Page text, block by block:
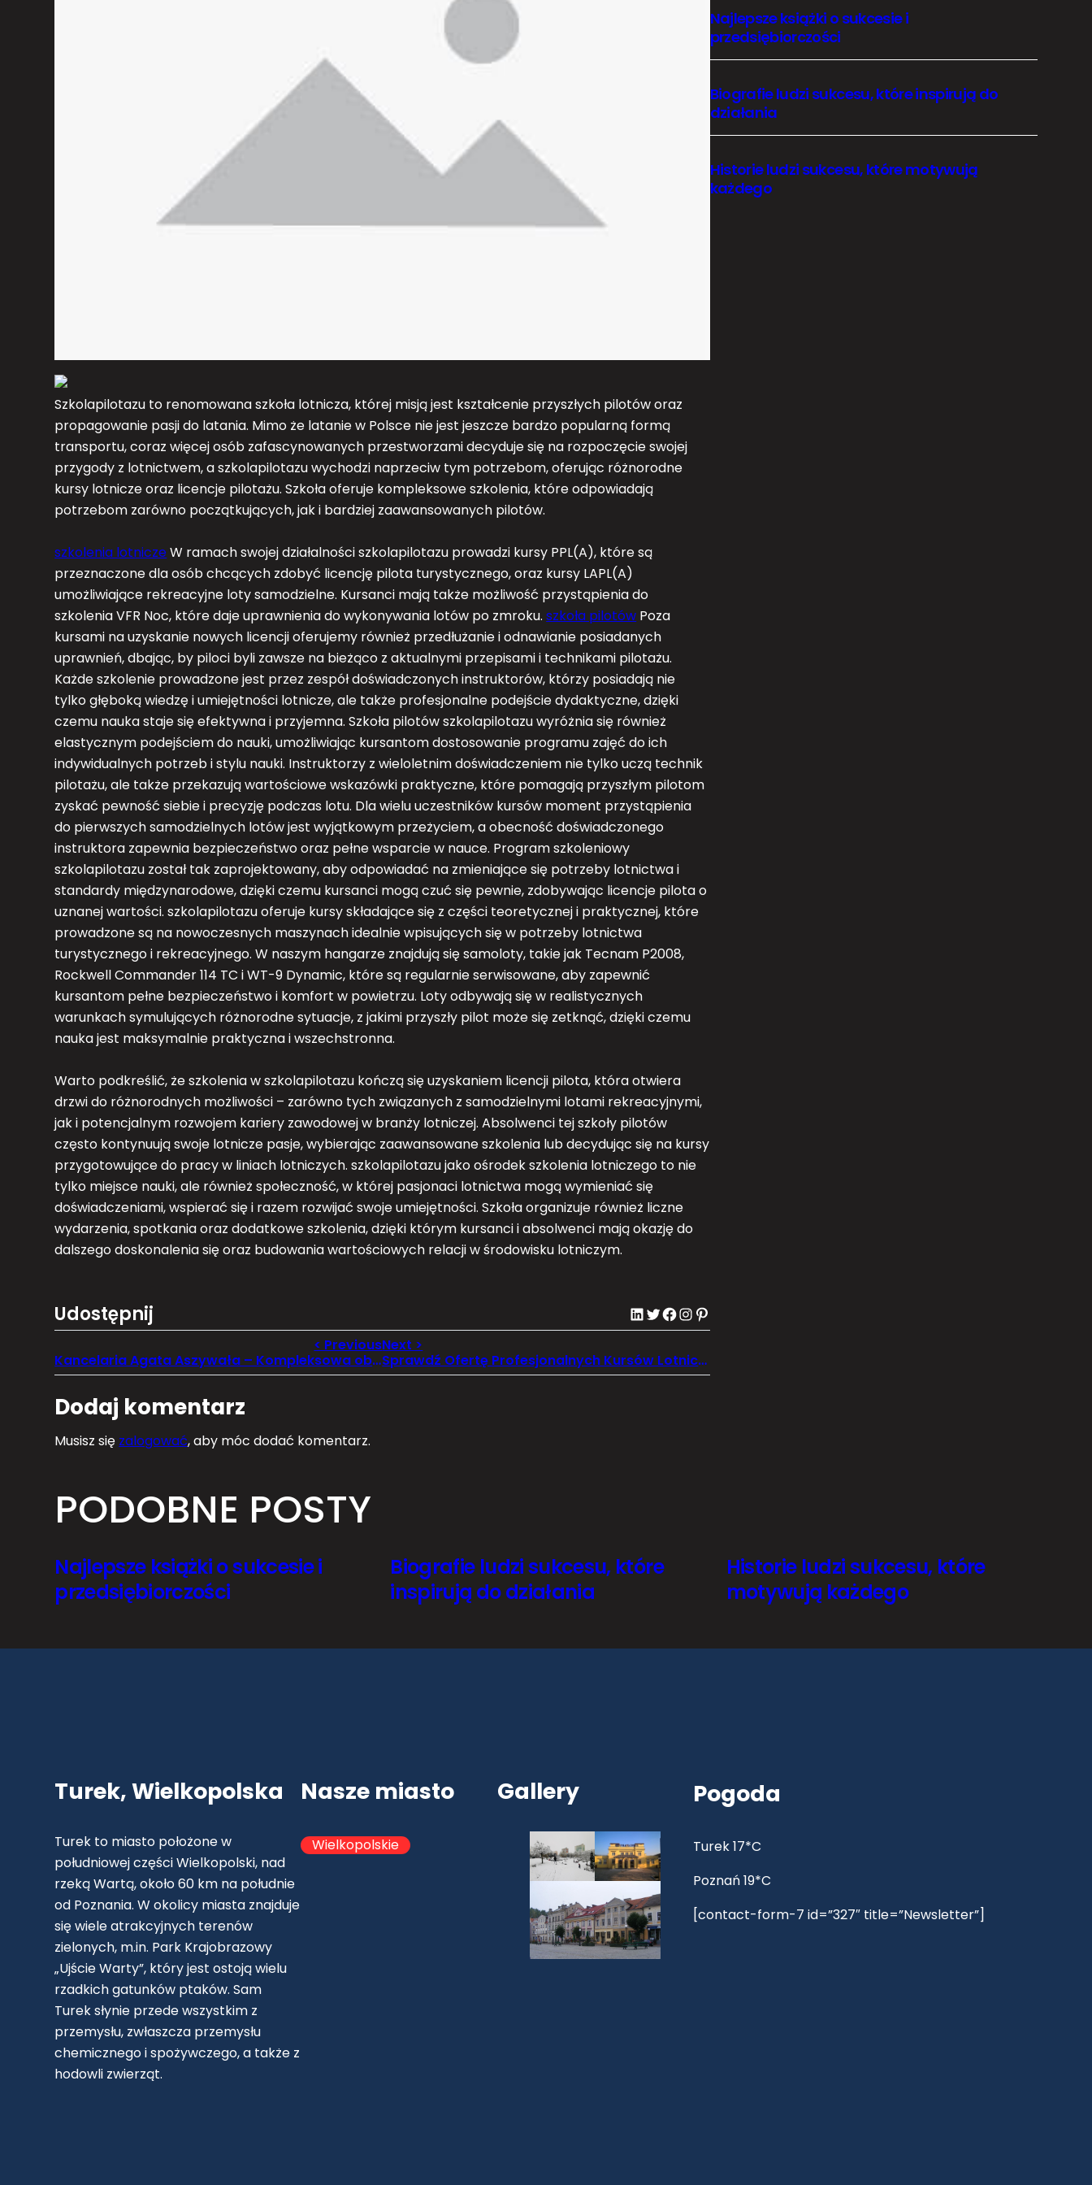
Szkolapilotazu to renomowana szkoła lotnicza, której misją jest kształcenie przyszłych pilotów oraz
propagowanie pasji do latania. Mimo że latanie w Polsce nie jest jeszcze bardzo popularną formą
transportu, coraz więcej osób zafascynowanych przestworzami decyduje się na rozpoczęcie swojej
przygody z lotnictwem, a szkolapilotazu wychodzi naprzeciw tym potrzebom, oferując różnorodne
kursy lotnicze oraz licencje pilotażu. Szkoła oferuje kompleksowe szkolenia, które odpowiadają
potrzebom zarówno początkujących, jak i bardziej zaawansowanych pilotów.
szkolenia lotniczeW ramach swojej działalności szkolapilotazu prowadzi kursy PPL(A), które są
przeznaczone dla osób chcących zdobyć licencję pilota turystycznego, oraz kursy LAPL(A)
umożliwiające rekreacyjne loty samodzielne. Kursanci mają także możliwość przystąpienia do
szkolenia VFR Noc, które daje uprawnienia do wykonywania lotów po zmroku.szkoła pilotów Poza
kursami na uzyskanie nowych licencji oferujemy również przedłużanie i odnawianie posiadanych
uprawnień, dbając, by piloci byli zawsze na bieżąco z aktualnymi przepisami i technikami pilotażu.
Każde szkolenie prowadzone jest przez zespół doświadczonych instruktorów, którzy posiadają nie
tylko głęboką wiedzę i umiejętności lotnicze, ale także profesjonalne podejście dydaktyczne, dzięki
czemu nauka staje się efektywna i przyjemna. Szkoła pilotów szkolapilotazu wyróżnia się również
elastycznym podejściem do nauki, umożliwiając kursantom dostosowanie programu zajęć do ich
indywidualnych potrzeb i stylu nauki. Instruktorzy z wieloletnim doświadczeniem nie tylko uczą technik
pilotażu, ale także przekazują wartościowe wskazówki praktyczne, które pomagają przyszłym pilotom
zyskać pewność siebie i precyzję podczas lotu. Dla wielu uczestników kursów moment przystąpienia
do pierwszych samodzielnych lotów jest wyjątkowym przeżyciem, a obecność doświadczonego
instruktora zapewnia bezpieczeństwo oraz pełne wsparcie w nauce. Program szkoleniowy
szkolapilotazu został tak zaprojektowany, aby odpowiadać na zmieniające się potrzeby lotnictwa i
standardy międzynarodowe, dzięki czemu kursanci mogą czuć się pewnie, zdobywając licencje pilota o
uznanej wartości. szkolapilotazu oferuje kursy składające się z części teoretycznej i praktycznej, które
prowadzone są na nowoczesnych maszynach idealnie wpisujących się w potrzeby lotnictwa
turystycznego i rekreacyjnego. W naszym hangarze znajdują się samoloty, takie jak Tecnam P2008,
Rockwell Commander 114 TC i WT-9 Dynamic, które są regularnie serwisowane, aby zapewnić
kursantom pełne bezpieczeństwo i komfort w powietrzu. Loty odbywają się w realistycznych
warunkach symulujących różnorodne sytuacje, z jakimi przyszły pilot może się zetknąć, dzięki czemu
nauka jest maksymalnie praktyczna i wszechstronna.
Warto podkreślić, że szkolenia w szkolapilotazu kończą się uzyskaniem licencji pilota, która otwiera
drzwi do różnorodnych możliwości – zarówno tych związanych z samodzielnymi lotami rekreacyjnymi,
jak i potencjalnym rozwojem kariery zawodowej w branży lotniczej. Absolwenci tej szkoły pilotów
często kontynuują swoje lotnicze pasje, wybierając zaawansowane szkolenia lub decydując się na kursy
przygotowujące do pracy w liniach lotniczych. szkolapilotazu jako ośrodek szkolenia lotniczego to nie
tylko miejsce nauki, ale również społeczność, w której pasjonaci lotnictwa mogą wymieniać się
doświadczeniami, wspierać się i razem rozwijać swoje umiejętności. Szkoła organizuje również liczne
wydarzenia, spotkania oraz dodatkowe szkolenia, dzięki którym kursanci i absolwenci mają okazję do
dalszego doskonalenia się oraz budowania wartościowych relacji w środowisku lotniczym.
Udostępnij LinkedIn Twitter Facebook Instagram Pinterest
Kancelaria Agata Aszywała – Kompleksowa obsługa prawna dla przedsiębiorców w Świdnicy Sprawdź Ofertę Profesjonalnych Kursów Lotniczych
Dodaj komentarz
Musisz się zalogować, aby móc dodać komentarz.
Najlepsze książki o sukcesie i
przedsiębiorczości
Biografie ludzi sukcesu, które inspirują do
działania
Historie ludzi sukcesu, które motywują
każdego
PODOBNE POSTY
Najlepsze książki o sukcesie i
przedsiębiorczości
Biografie ludzi sukcesu, które
inspirują do działania
Historie ludzi sukcesu, które
motywują każdego
Turek, Wielkopolska
Turek to miasto położone w
południowej części Wielkopolski, nad
rzeką Wartą, około 60 km na południe
od Poznania. W okolicy miasta znajduje
się wiele atrakcyjnych terenów
zielonych, m.in. Park Krajobrazowy
„Ujście Warty”, który jest ostoją wielu
rzadkich gatunków ptaków. Sam
Turek słynie przede wszystkim z
przemysłu, zwłaszcza przemysłu
chemicznego i spożywczego, a także z
hodowli zwierząt.
Nasze miasto
Wielkopolskie
Gallery Pogoda
Turek 17*C
Poznań 19*C
[contact-form-7 id=”327″ title=”Newsletter”]